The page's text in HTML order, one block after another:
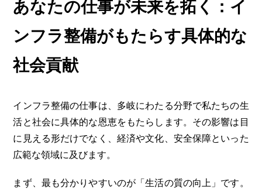
あなたの仕事が未来を拓く：イ
ンフラ整備がもたらす具体的な
社会貢献
インフラ整備の仕事は、多岐にわたる分野で私たちの生
活と社会に具体的な恩恵をもたらします。その影響は目
に見える形だけでなく、経済や文化、安全保障といった
広範な領域に及びます。
まず、最も分かりやすいのが「生活の質の向上」です。